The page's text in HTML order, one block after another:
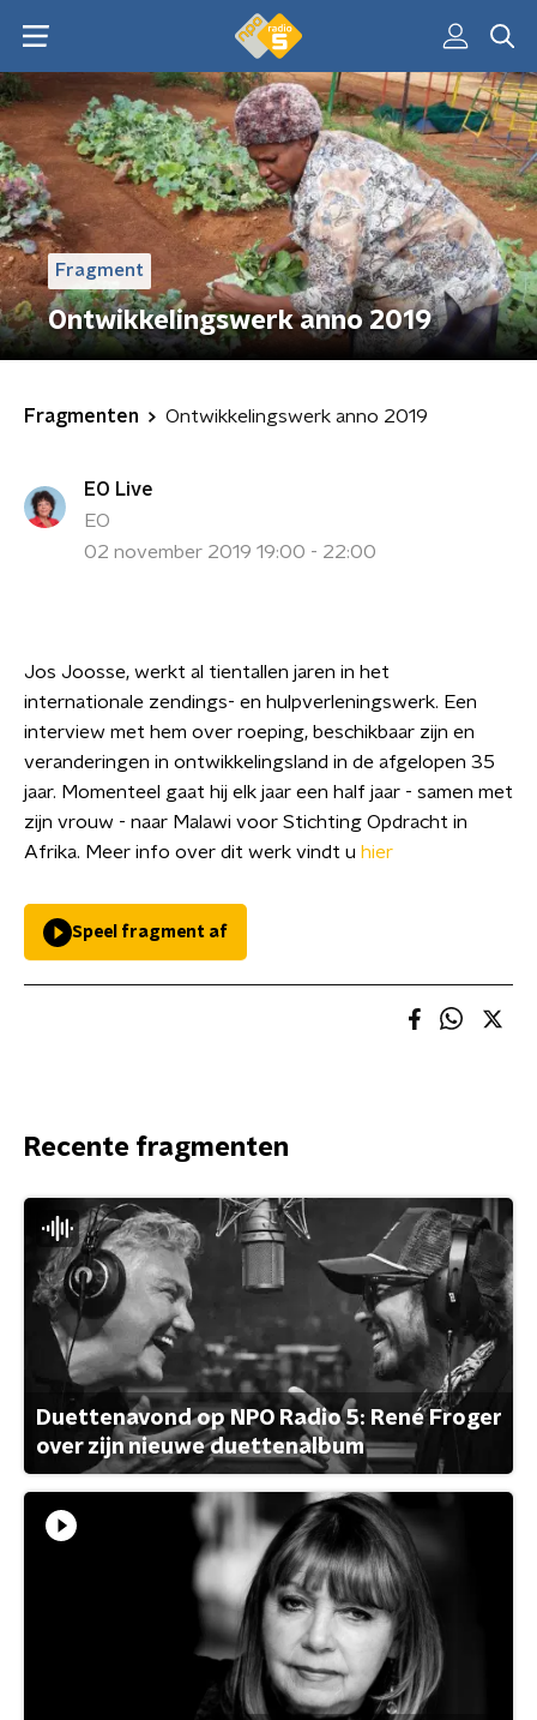
Fragment
Ontwikkelingswerk anno 2019
Fragmenten Ontwikkelingswerk anno 2019
EO Live
EO
02 november 2019 19:00 - 22:00
Jos Joosse, werkt al tientallen jaren in het
internationale zendings- en hulpverleningswerk. Een
interview met hem over roeping, beschikbaar zijn en
veranderingen in ontwikkelingsland in de afgelopen 35
jaar. Momenteel gaat hij elk jaar een half jaar - samen met
zijn vrouw - naar Malawi voor Stichting Opdracht in
Afrika. Meer info over dit werk vindt u hier
Speel fragment af
Recente fragmenten
Duettenavond op NPO Radio 5: René Froger
over zijn nieuwe duettenalbum